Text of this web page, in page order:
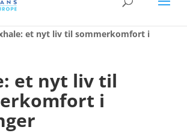
et nyt liv til sommerkomfort i
et nyt liv til
i